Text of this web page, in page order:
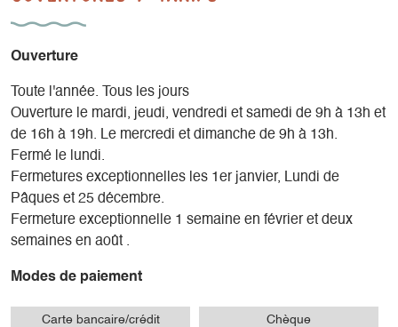
Ouverture
Toute l'année. Tous les jours
Ouverture le mardi, jeudi, vendredi et samedi de 9h à 13h et
de 16h à 19h. Le mercredi et dimanche de 9h à 13h.
Fermé le lundi.
Fermetures exceptionnelles les 1er janvier, Lundi de
Pâques et 25 décembre.
Fermeture exceptionnelle 1 semaine en février et deux
semaines en août .
Modes de paiement
Carte bancaire/crédit Chèque